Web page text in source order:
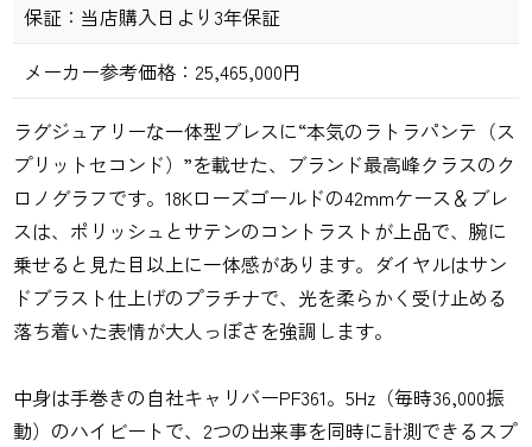
保証： 当店購入日より3年保証
メーカー参考価格： 25,465,000円
ラグジュアリーな一体型ブレスに“本気のラトラパンテ（ス
プリットセコンド）”を載せた、ブランド最高峰クラスのク
ロノグラフです。18Kローズゴールドの42mmケース＆ブレ
スは、ポリッシュとサテンのコントラストが上品で、腕に
乗せると見た目以上に一体感があります。ダイヤルはサン
ドブラスト仕上げのプラチナで、光を柔らかく受け止める
落ち着いた表情が大人っぽさを強調します。
中身は手巻きの自社キャリバーPF361。5Hz（毎時36,000振
動）のハイビートで、2つの出来事を同時に計測できるスプ